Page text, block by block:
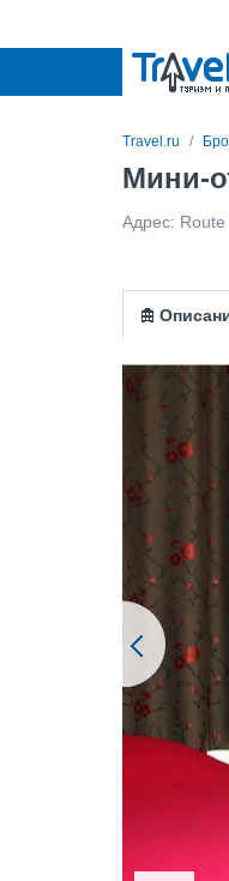
Travel.ru
Мини-
Адрес: